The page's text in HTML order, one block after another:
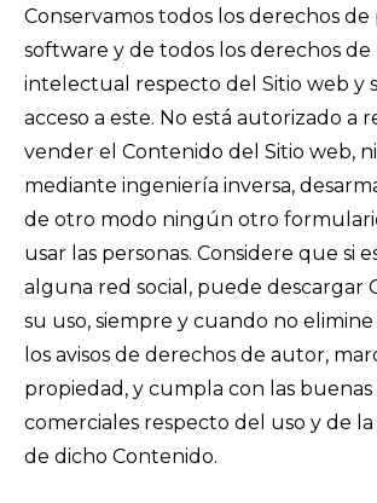
Conservamos todos los derechos de
software y de todos los derechos de
intelectual respecto del Sitio web y
acceso a este. No está autorizado a
vender el Contenido del Sitio web,
mediante ingeniería inversa,
de otro modo ningún otro
usar las personas. Considere que si
alguna red social, puede descargar
su uso, siempre y cuando no
los avisos de derechos de autor,
propiedad, y cumpla con las buenas
comerciales respecto del uso y de
de dicho Contenido.